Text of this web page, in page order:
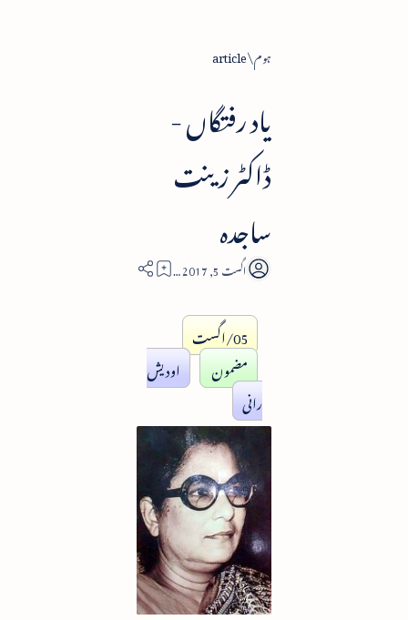
ہوم article
یاد رفتگاں -
ڈاکٹر زینت
ساجدہ
6
05/اگست
مضمون
اودیش
رانی